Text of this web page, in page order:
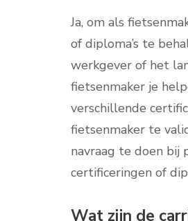
Ja, om als
of diploma’s te
werkgever of het
fietsenmaker je
verschillende
fietsenmaker te
navraag te doen bij
certificeringen of
Wat zijn de